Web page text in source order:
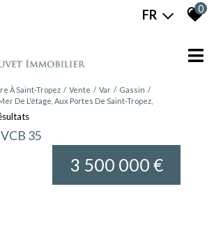
FR 0
À Saint-Tropez Vente Var
Gassin
De L'étage, Aux Portes De Saint-Tropez,
35
3 500 000 €